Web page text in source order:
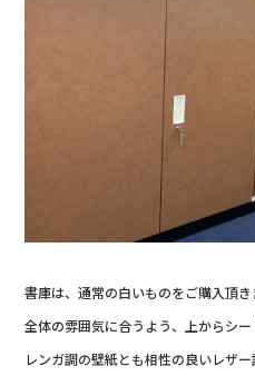
書庫は、通常の白いものをご購入頂き
全体の雰囲気に合うよう、上からシー
レンガ調の壁紙とも相性の良いレザー